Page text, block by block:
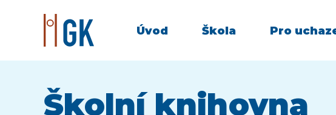
Úvod Škola Pro
Školní knihovna